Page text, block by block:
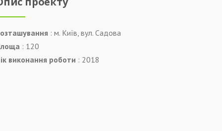
: м. Київ, вул. Садова
: 120
виконання роботи : 2018